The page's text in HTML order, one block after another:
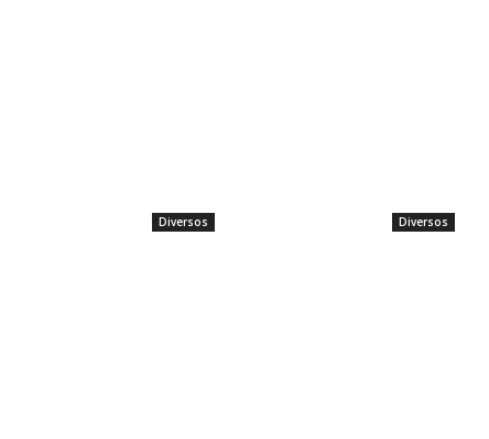
Diversos Diversos